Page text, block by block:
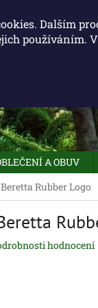
Dalším
používáním.
A OBUV
Rubber Logo
hodnocení